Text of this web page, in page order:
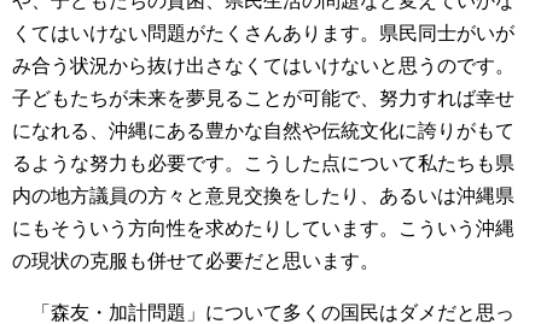
くてはいけない問題がたくさんあります。県民同士がいが
み合う状況から抜け出さなくてはいけないと思うのです。
子どもたちが未来を夢見ることが可能で、努力すれば幸せ
になれる、沖縄にある豊かな自然や伝統文化に誇りがもて
るような努力も必要です。こうした点について私たちも県
内の地方議員の方々と意見交換をしたり、あるいは沖縄県
にもそういう方向性を求めたりしています。こういう沖縄
の現状の克服も併せて必要だと思います。
「森友・加計問題」について多くの国民はダメだと思っ